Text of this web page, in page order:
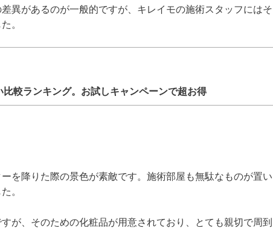
異があるのが一般的ですが、キレイモの施術スタッフにはそ
。
較ランキング。お試しキャンペーンで超お得
を降りた際の景色が素敵です。施術部屋も無駄なものが置い
。
が、そのための化粧品が用意されており、とても親切で周到